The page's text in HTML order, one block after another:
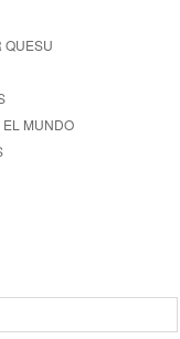
QUESU
MUNDO